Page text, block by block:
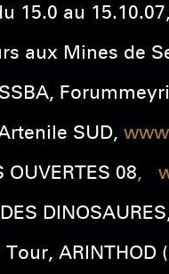
15.0 au
aux Mines de
SUD,
OUVERTES 08,